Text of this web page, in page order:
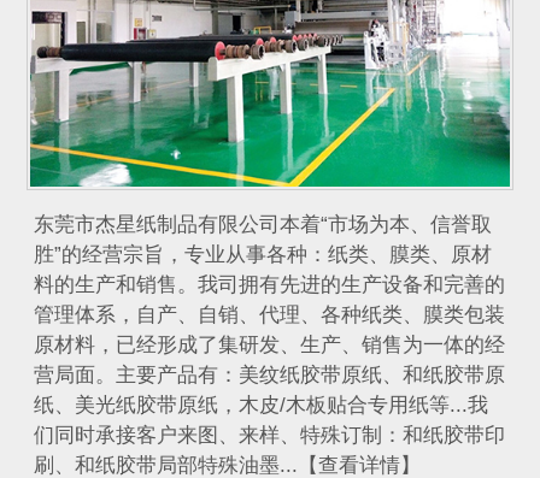
东莞市杰星纸制品有限公司本着“市场为本、信誉取
胜”的经营宗旨，专业从事各种：纸类、膜类、原材
料的生产和销售。我司拥有先进的生产设备和完善的
管理体系，自产、自销、代理、各种纸类、膜类包装
原材料，已经形成了集研发、生产、销售为一体的经
营局面。主要产品有：美纹纸胶带原纸、和纸胶带原
纸、美光纸胶带原纸，木皮/木板贴合专用纸等...我
们同时承接客户来图、来样、特殊订制：和纸胶带印
刷、和纸胶带局部特殊油墨...【查看详情】